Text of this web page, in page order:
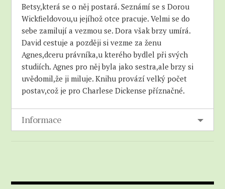
Betsy,která se o něj postará. Seznámí se s Dorou
Wickfieldovou,u jejíhož otce pracuje. Velmi se do
sebe zamilují a vezmou se. Dora však brzy umírá.
David cestuje a později si vezme za ženu
Agnes,dceru právníka,u kterého bydlel při svých
studiích. Agnes pro něj byla jako sestra,ale brzy si
uvědomil,že ji miluje. Knihu provází velký počet
postav,což je pro Charlese Dickense příznačné.
Informace